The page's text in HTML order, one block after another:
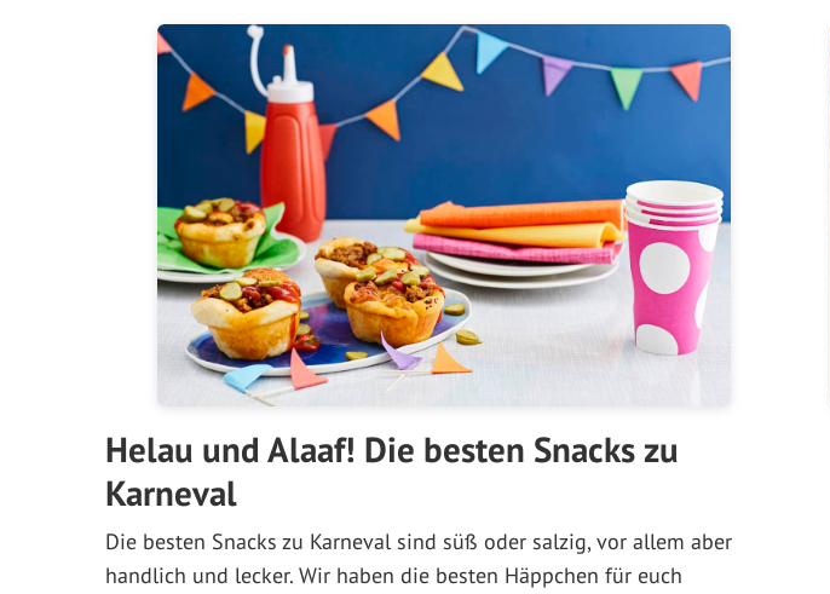
Helau und Alaaf! Die besten Snacks zu
Karneval
Die besten Snacks zu Karneval sind süß oder salzig, vor allem aber
handlich und lecker. Wir haben die besten Häppchen für euch